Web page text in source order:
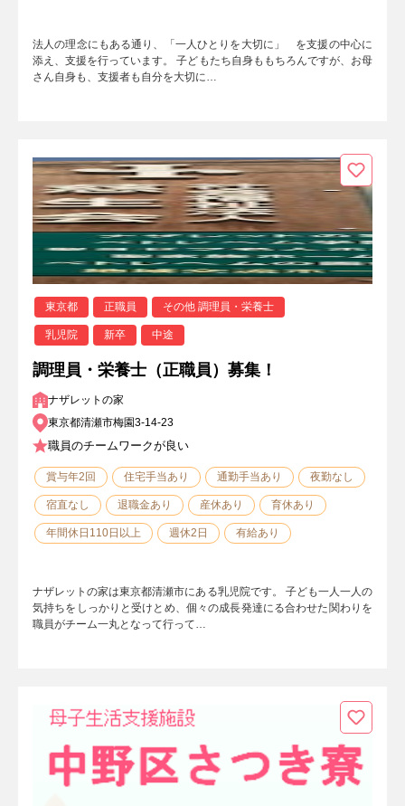
法人の理念にもある通り、「一人ひとりを大切に」 を支援の中心に
添え、支援を行っています。 子どもたち自身ももちろんですが、お母
さん自身も、支援者も自分を大切に…
東京都 正職員 その他 調理員・栄養士
乳児院 新卒 中途
調理員・栄養士（正職員）募集！
ナザレットの家
東京都清瀬市梅園3-14-23
職員のチームワークが良い
賞与年2回 住宅手当あり 通勤手当あり 夜勤なし
宿直なし 退職金あり 産休あり 育休あり
年間休日110日以上 週休2日 有給あり
ナザレットの家は東京都清瀬市にある乳児院です。 子ども一人一人の
気持ちをしっかりと受けとめ、個々の成長発達にる合わせた関わりを
職員がチーム一丸となって行って…